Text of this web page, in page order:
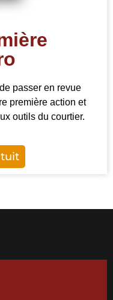
passer en revue
première action et
outils du courtier.